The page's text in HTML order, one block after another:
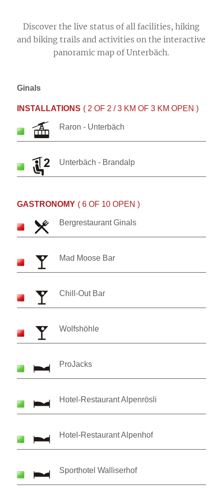
Discover the live status of all facilities, hiking
and biking trails and activities on the interactive
panoramic map of Unterbäch.
Ginals
INSTALLATIONS ( 2 OF 2 / 3 KM OF 3 KM OPEN )
Raron - Unterbäch
Unterbäch - Brandalp
GASTRONOMY ( 6 OF 10 OPEN )
Bergrestaurant Ginals
Mad Moose Bar
Chill-Out Bar
Wolfshöhle
ProJacks
Hotel-Restaurant Alpenrösli
Hotel-Restaurant Alpenhof
Sporthotel Walliserhof